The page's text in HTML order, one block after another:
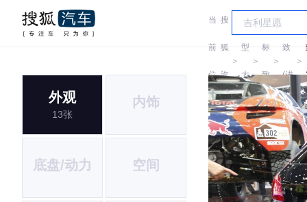
当
前
位
置:
搜
狐
汽
车
＞
车
型
大
全
＞
标
致
＞
致
(进
口)
＞
外观
13张
内饰
底盘/动力 空间